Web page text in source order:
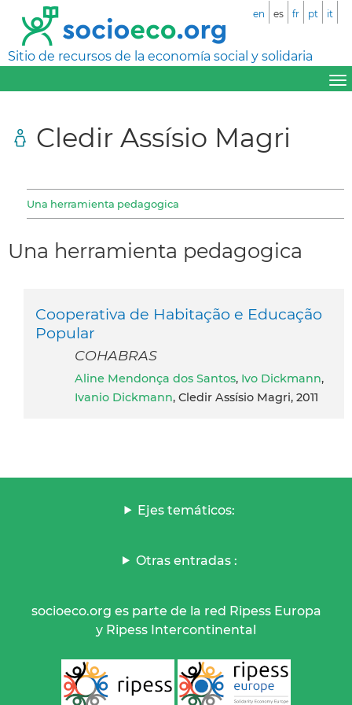
Sitio de recursos de la economía social y solidaria
en es fr pt it
Cledir Assísio Magri
Una herramienta pedagogica
Una herramienta pedagogica
Cooperativa de Habitação e Educação
Popular
COHABRAS
Aline Mendonça dos Santos, Ivo Dickmann,
Ivanio Dickmann, Cledir Assísio Magri, 2011
Ejes temáticos:
Otras entradas :
socioeco.org es parte de la red Ripess Europa
y Ripess Intercontinental